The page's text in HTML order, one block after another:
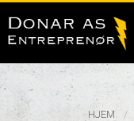
HJEM